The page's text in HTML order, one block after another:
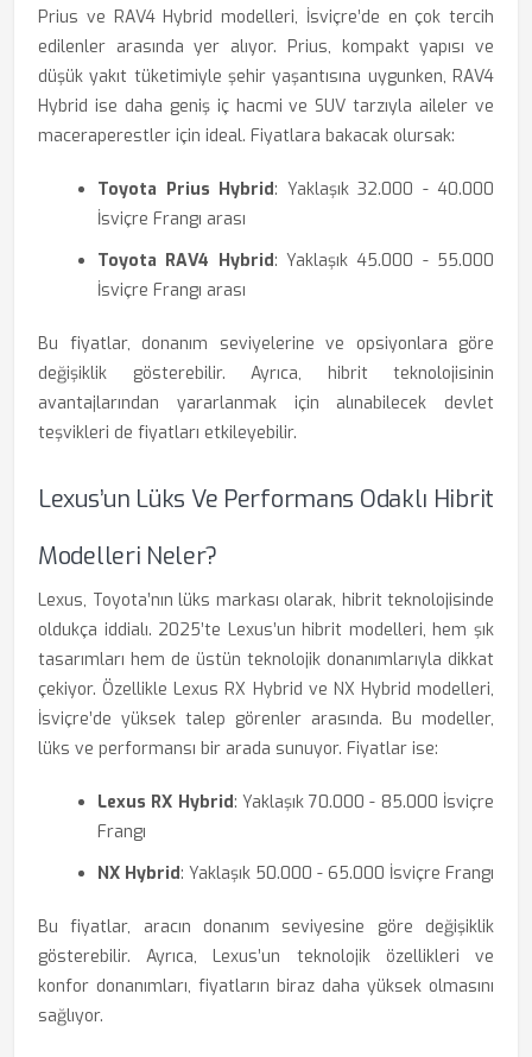
Prius ve RAV4 Hybrid modelleri, İsviçre’de en çok tercih
edilenler arasında yer alıyor. Prius, kompakt yapısı ve
düşük yakıt tüketimiyle şehir yaşantısına uygunken, RAV4
Hybrid ise daha geniş iç hacmi ve SUV tarzıyla aileler ve
maceraperestler için ideal. Fiyatlara bakacak olursak:
Toyota Prius Hybrid: Yaklaşık 32.000 - 40.000
İsviçre Frangı arası
Toyota RAV4 Hybrid: Yaklaşık 45.000 - 55.000
İsviçre Frangı arası
Bu fiyatlar, donanım seviyelerine ve opsiyonlara göre
değişiklik gösterebilir. Ayrıca, hibrit teknolojisinin
avantajlarından yararlanmak için alınabilecek devlet
teşvikleri de fiyatları etkileyebilir.
Lexus’un Lüks Ve Performans Odaklı Hibrit
Modelleri Neler?
Lexus, Toyota’nın lüks markası olarak, hibrit teknolojisinde
oldukça iddialı. 2025’te Lexus’un hibrit modelleri, hem şık
tasarımları hem de üstün teknolojik donanımlarıyla dikkat
çekiyor. Özellikle Lexus RX Hybrid ve NX Hybrid modelleri,
İsviçre’de yüksek talep görenler arasında. Bu modeller,
lüks ve performansı bir arada sunuyor. Fiyatlar ise:
Lexus RX Hybrid: Yaklaşık 70.000 - 85.000 İsviçre
Frangı
NX Hybrid: Yaklaşık 50.000 - 65.000 İsviçre Frangı
Bu fiyatlar, aracın donanım seviyesine göre değişiklik
gösterebilir. Ayrıca, Lexus’un teknolojik özellikleri ve
konfor donanımları, fiyatların biraz daha yüksek olmasını
sağlıyor.